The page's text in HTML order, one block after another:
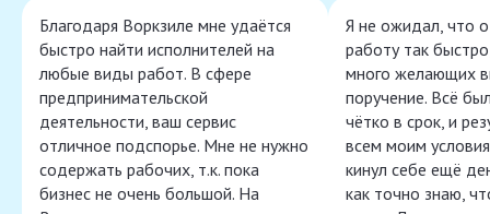
Благодаря Воркзиле мне удаётся
быстро найти исполнителей на
любые виды работ. В сфере
предпринимательской
деятельности, ваш сервис
отличное подспорье. Мне не нужно
содержать рабочих, т.к. пока
бизнес не очень большой. На
Я не ожидал, что
работу так
много желающих
поручение. Всё
чётко в срок, и
всем моим
кинул себе ещё
как точно знаю,